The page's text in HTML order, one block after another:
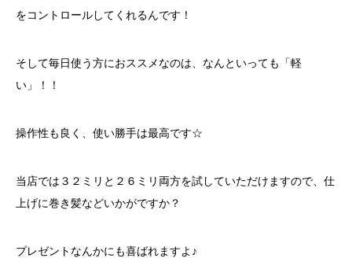
をコントロールしてくれるんです！
そして毎日使う方におススメなのは、なんといっても「軽
い」！！
操作性も良く、使い勝手は最高です☆
当店では３２ミリと２６ミリ両方を試していただけますので、仕
上げに巻き髪などいかがですか？
プレゼントなんかにも喜ばれますよ♪